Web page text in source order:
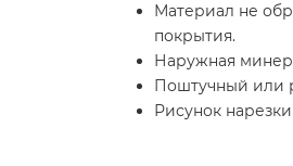
Материал не
покрытия.
Наружная
Поштучный или
Рисунок